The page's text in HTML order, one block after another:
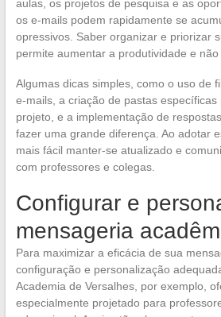
aulas, os projetos de pesquisa e as
os e-mails podem rapidamente se
opressivos. Saber organizar e priorizar
permite aumentar a produtividade e não
Algumas dicas simples, como o uso de
e-mails, a criação de pastas específicas
projeto, e a implementação de
fazer uma grande diferença. Ao adotar
mais fácil manter-se atualizado e
com professores e colegas.
Configurar e
mensageria
Para maximizar a eficácia de sua
configuração e personalização
Academia de Versalhes, por exemplo,
especialmente projetado para